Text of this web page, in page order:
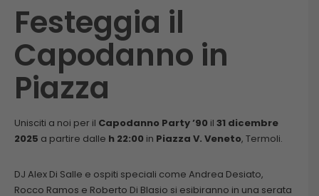
Festeggia il
Capodanno in
Piazza
Unisciti a noi per il Capodanno Party ’90 il 31 dicembre
2025 a partire dalle h 22:00 in Piazza V. Veneto, Termoli.
DJ Alex Di Salle e ospiti speciali come Andrea Desiato,
Rocco Ramos e Roberto Di Blasio si esibiranno in una serata